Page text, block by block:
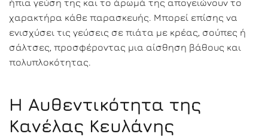
ήπια γεύση της και το άρωμά της απογειώνουν το
χαρακτήρα κάθε παρασκευής. Μπορεί επίσης να
ενισχύσει τις γεύσεις σε πιάτα με κρέας, σούπες ή
σάλτσες, προσφέροντας μια αίσθηση βάθους και
πολυπλοκότητας.
Η Αυθεντικότητα της
Κανέλας Κευλάνης